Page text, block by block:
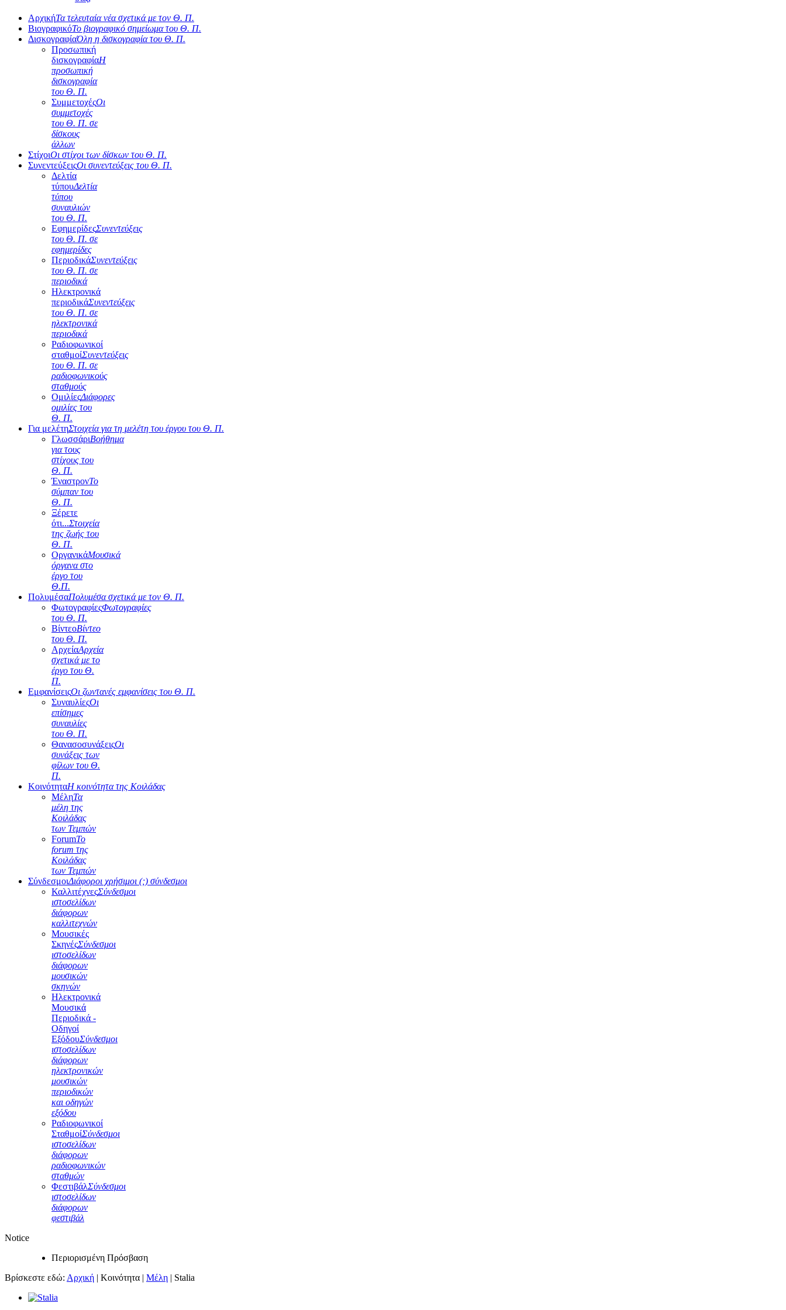
ΑρχικήΤα τελευταία νέα σχετικά με τον Θ. Π.
ΒιογραφικόΤο βιογραφικό σημείωμα του Θ. Π.
ΔισκογραφίαΌλη η δισκογραφία του Θ. Π.
Προσωπική
δισκογραφίαΗ
προσωπική
δισκογραφία
του Θ. Π.
ΣυμμετοχέςΟι
συμμετοχές
του Θ. Π. σε
δίσκους
άλλων
ΣτίχοιΟι στίχοι των δίσκων του Θ. Π.
ΣυνεντεύξειςΟι συνεντεύξεις του Θ. Π.
Δελτία
τύπουΔελτία
τύπου
συναυλιών
του Θ. Π.
ΕφημερίδεςΣυνεντεύξεις
του Θ. Π. σε
εφημερίδες
ΠεριοδικάΣυνεντεύξεις
του Θ. Π. σε
περιοδικά
Ηλεκτρονικά
περιοδικάΣυνεντεύξεις
του Θ. Π. σε
ηλεκτρονικά
περιοδικά
Ραδιοφωνικοί
σταθμοίΣυνεντεύξεις
του Θ. Π. σε
ραδιοφωνικούς
σταθμούς
ΟμιλίεςΔιάφορες
ομιλίες του
Θ. Π.
Για μελέτηΣτοιχεία για τη μελέτη του έργου του Θ. Π.
ΓλωσσάριΒοήθημα
για τους
στίχους του
Θ. Π.
ΈναστρονΤο
σύμπαν του
Θ. Π.
Ξέρετε
ότι...Στοιχεία
της ζωής του
Θ. Π.
ΟργανικάΜουσικά
όργανα στο
έργο του
Θ.Π.
ΠολυμέσαΠολυμέσα σχετικά με τον Θ. Π.
ΦωτογραφίεςΦωτογραφίες
του Θ. Π.
ΒίντεοΒίντεο
του Θ. Π.
ΑρχείαΑρχεία
σχετικά με το
έργο του Θ.
Π.
ΕμφανίσειςΟι ζωντανές εμφανίσεις του Θ. Π.
ΣυναυλίεςΟι
επίσημες
συναυλίες
του Θ. Π.
ΘανασοσυνάξειςΟι
συνάξεις των
φίλων του Θ.
Π.
ΚοινότηταΗ κοινότητα της Κοιλάδας
ΜέληΤα
μέλη της
Κοιλάδας
των Τεμπών
ForumΤο
forum της
Κοιλάδας
των Τεμπών
ΣύνδεσμοιΔιάφοροι χρήσιμοι (;) σύνδεσμοι
ΚαλλιτέχνεςΣύνδεσμοι
ιστοσελίδων
διάφορων
καλλιτεχνών
Μουσικές
ΣκηνέςΣύνδεσμοι
ιστοσελίδων
διάφορων
μουσικών
σκηνών
Ηλεκτρονικά
Μουσικά
Περιοδικά -
Οδηγοί
ΕξόδουΣύνδεσμοι
ιστοσελίδων
διάφορων
ηλεκτρονικών
μουσικών
περιοδικών
και οδηγών
εξόδου
Ραδιοφωνικοί
ΣταθμοίΣύνδεσμοι
ιστοσελίδων
διάφορων
ραδιοφωνικών
σταθμών
ΦεστιβάλΣύνδεσμοι
ιστοσελίδων
διάφορων
φεστιβάλ
Notice
Περιορισμένη Πρόσβαση
Βρίσκεστε εδώ: Αρχική | Κοινότητα | Μέλη | Stalia